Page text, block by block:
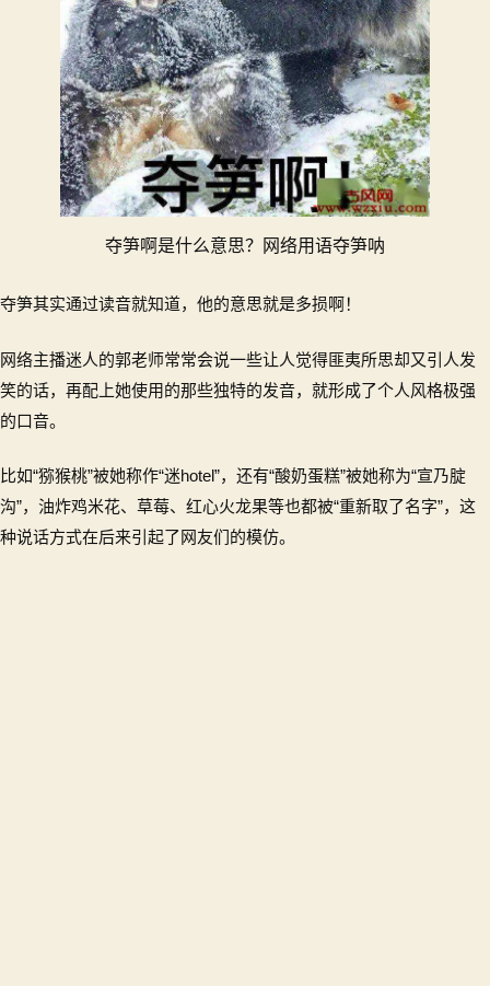
夺笋啊是什么意思？网络用语夺笋呐
夺笋其实通过读音就知道，他的意思就是多损啊！
网络主播迷人的郭老师常常会说一些让人觉得匪夷所思却又引人发
笑的话，再配上她使用的那些独特的发音，就形成了个人风格极强
的口音。
比如“猕猴桃”被她称作“迷hotel”，还有“酸奶蛋糕”被她称为“宣乃腚
沟”，油炸鸡米花、草莓、红心火龙果等也都被“重新取了名字”，这
种说话方式在后来引起了网友们的模仿。